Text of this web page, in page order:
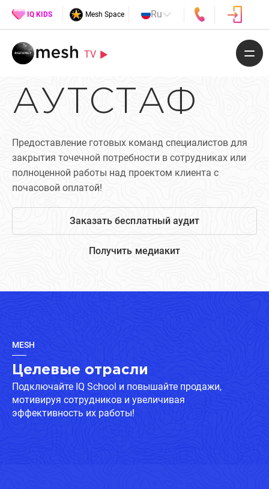
IQ KIDS Mesh Space Ru
TV
АУТСТАФ
Предоставление готовых команд специалистов для
закрытия точечной потребности в сотрудниках или
полноценной работы над проектом клиента с
почасовой оплатой!
Заказать бесплатный аудит
Получить медиакит
MESH
Целевые отрасли
Подключайте IQ School и повышайте продажи,
мотивируя сотрудников и увеличивая
эффективность их работы!